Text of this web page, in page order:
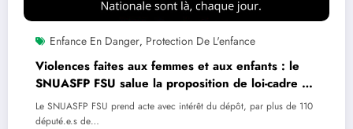
Enfance En Danger, Protection De L'enfance
Violences faites aux femmes et aux enfants : le
SNUASFP FSU salue la proposition de loi-cadre et
rappelle l’urgence de renforcer le service social
enfin faveur des élèves
Le SNUASFP FSU prend acte avec intérêt du dépôt, par plus de 110
député.e.s de…